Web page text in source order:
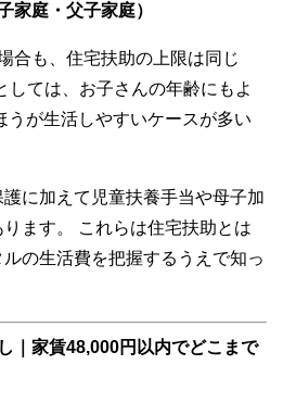
家庭・父子家庭）
合も、住宅扶助の上限は同じ
しては、お子さんの年齢にもよ
うが生活しやすいケースが多い
に加えて児童扶養手当や母子加
ます。 これらは住宅扶助とは
の生活費を把握するうえで知っ
｜家賃48,000円以内でどこまで